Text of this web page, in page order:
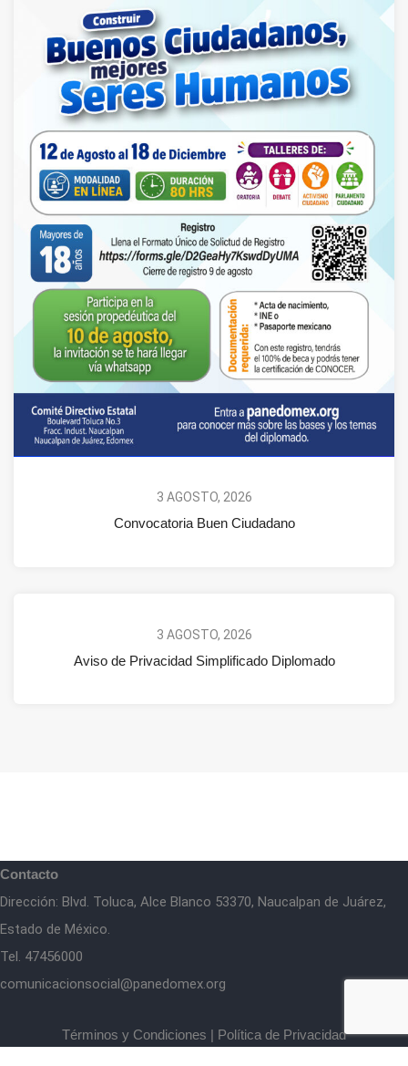
3 AGOSTO, 2026
Convocatoria Buen Ciudadano
3 AGOSTO, 2026
Aviso de Privacidad Simplificado Diplomado
Contacto
Dirección: Blvd. Toluca, Alce Blanco 53370, Naucalpan de Juárez,
Estado de México.
Tel. 47456000
comunicacionsocial@panedomex.org
Términos y Condiciones | Política de Privacidad